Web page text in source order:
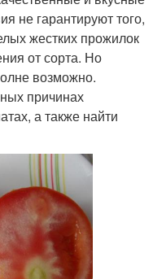
не гарантируют того,
жестких прожилок
от сорта. Но
возможно.
причинах
а также найти